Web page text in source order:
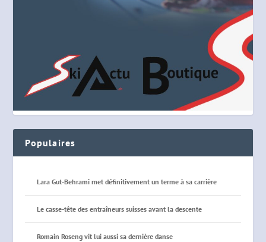
Populaires
Lara Gut-Behrami met définitivement un terme à sa carrière
Le casse-tête des entraîneurs suisses avant la descente
Romain Roseng vit lui aussi sa dernière danse